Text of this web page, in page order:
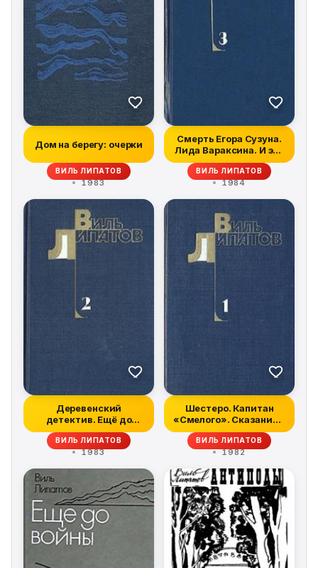
Дом на берегу: очерки
ВИЛЬ ЛИПАТОВ
1983
Смерть Егора Сузуна.
Лида Вараксина. И это
все о н...
ВИЛЬ ЛИПАТОВ
1984
Деревенский
детектив. Ещё до
войны. Серая мышь
ВИЛЬ ЛИПАТОВ
1983
Шестеро. Капитан
«Смелого». Сказание о
директоре П...
ВИЛЬ ЛИПАТОВ
1982